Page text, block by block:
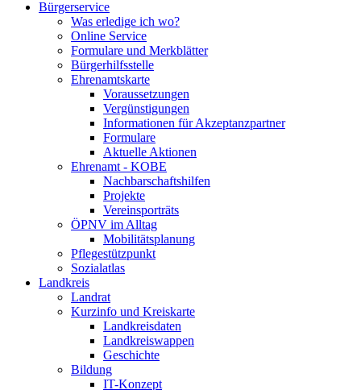
Bürgerservice
Was erledige ich wo?
Online Service
Formulare und Merkblätter
Bürgerhilfsstelle
Ehrenamtskarte
Voraussetzungen
Vergünstigungen
Informationen für Akzeptanzpartner
Formulare
Aktuelle Aktionen
Ehrenamt - KOBE
Nachbarschaftshilfen
Projekte
Vereinsporträts
ÖPNV im Alltag
Mobilitätsplanung
Pflegestützpunkt
Sozialatlas
Landkreis
Landrat
Kurzinfo und Kreiskarte
Landkreisdaten
Landkreiswappen
Geschichte
Bildung
IT-Konzept